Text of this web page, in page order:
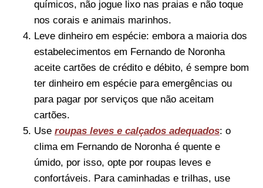
químicos, não jogue lixo nas praias e não toque
nos corais e animais marinhos.
Leve dinheiro em espécie: embora a maioria dos
estabelecimentos em Fernando de Noronha
aceite cartões de crédito e débito, é sempre bom
ter dinheiro em espécie para emergências ou
para pagar por serviços que não aceitam
cartões.
Use roupas leves e calçados adequados: o
clima em Fernando de Noronha é quente e
úmido, por isso, opte por roupas leves e
confortáveis. Para caminhadas e trilhas, use